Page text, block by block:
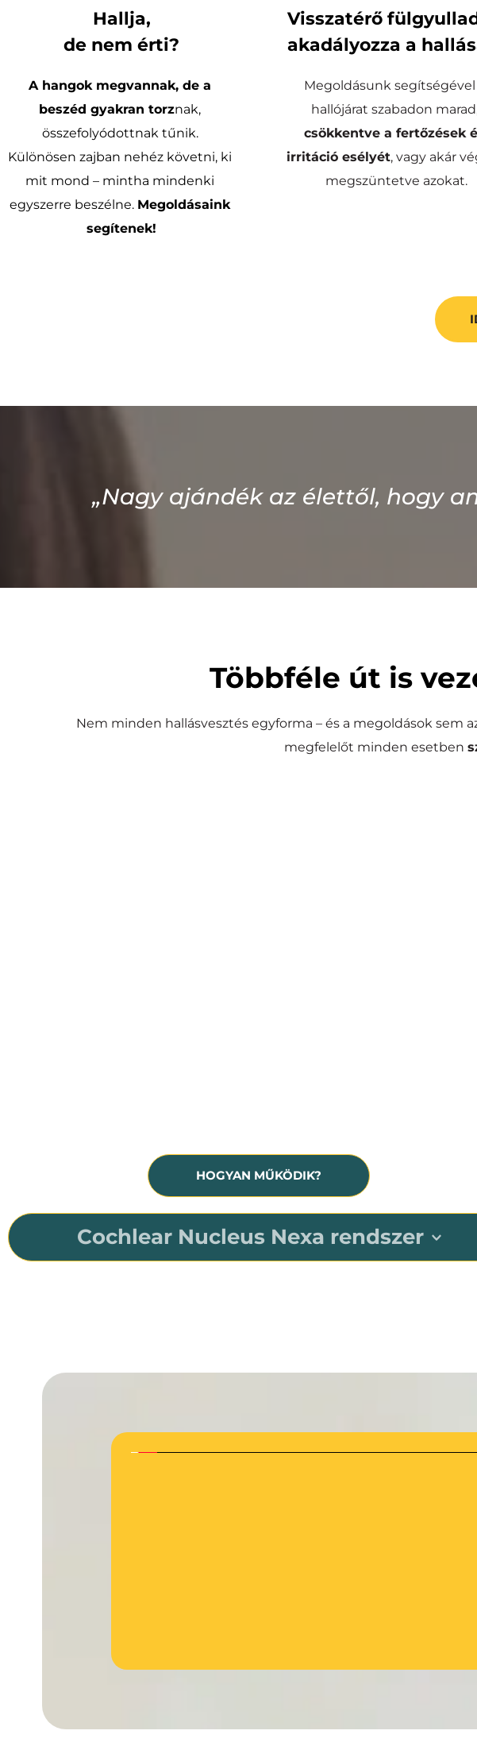
Hallja,
de nem érti?
A hangok megvannak, de a
beszéd gyakran torznak,
összefolyódottnak tűnik.
Különösen zajban nehéz követni, ki
mit mond – mintha mindenki
egyszerre beszélne. Megoldásaink
segítenek!
Visszatérő
akadályozza a
Megoldásunk segítségével
csökkentve a fertőzések
irritáció esélyét, vagy akár
megszüntetve azokat.
„Nagy ajándék az élettől, hogy
Többféle út is
Nem minden hallásvesztés egyforma – és a megoldások sem
megfelelőt minden esetben
HOGYAN MŰKÖDIK?
Cochlear Nucleus Nexa rendszer
firmware-t tartalmazó okos cochleáris implantátumát kínálja. A
Cochlear több mint 40 éves bizonyított megbízhatósága és